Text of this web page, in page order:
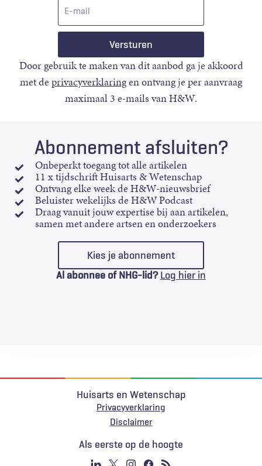
Door gebruik te maken van dit aanbod ga je akkoord
met deprivacyverklaringen ontvang je per aanvraag
maximaal 3 e-mails van H&W.
Abonnement afsluiten?
Onbeperkt toegang tot alle artikelen
11 x tijdschrift Huisarts & Wetenschap
Ontvang elke week de H&W-nieuwsbrief
Beluister wekelijks de H&W Podcast
Draag vanuit jouw expertise bij aan artikelen,
samen met andere artsen en onderzoekers
Kies je abonnement
Al abonnee of NHG-lid? Log hier in
Huisarts en Wetenschap
Privacyverklaring
Voet
Disclaimer
Als eerste op de hoogte